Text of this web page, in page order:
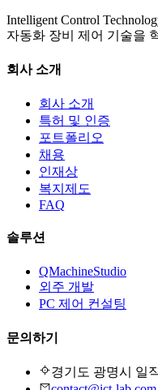
Intelligent Control
자동화 장비 제어 기술을
회사 소개
회사 소개
특허 및 인증
포트폴리오
채용
인재상
복지제도
FAQ
솔루션
QMachineStudio
외주 개발
PC 제어 컨설팅
문의하기
경기도 광명시 일